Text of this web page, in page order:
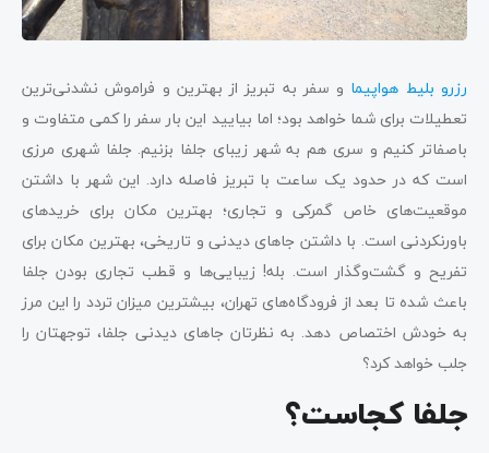
رزرو بلیط هواپیما و سفر به تبریز از بهترین و فراموش نشدنی‌ترین
تعطیلات برای شما خواهد بود؛ اما بیایید این بار سفر را کمی متفاوت و
باصفاتر کنیم و سری هم به شهر زیبای جلفا بزنیم. جلفا شهری مرزی
است که در حدود یک ساعت با تبریز فاصله دارد. این شهر با داشتن
موقعیت‌های خاص گمرکی و تجاری؛ بهترین مکان برای خریدهای
باورنکردنی است. با داشتن جاهای دیدنی و تاریخی، بهترین مکان برای
تفریح و گشت‌وگذار است. بله! زیبایی‌ها و قطب تجاری بودن جلفا
باعث شده تا بعد از فرودگاه‌های تهران، بیشترین میزان تردد را این مرز
به خودش اختصاص دهد. به نظرتان جاهای دیدنی جلفا، توجهتان را
جلب خواهد کرد؟
جلفا کجاست؟